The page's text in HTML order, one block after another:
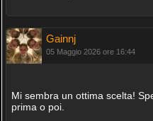
Gainnj
05 Maggio 2026 ore 16:44
Mi sembra un ottima scelta!
prima o poi.